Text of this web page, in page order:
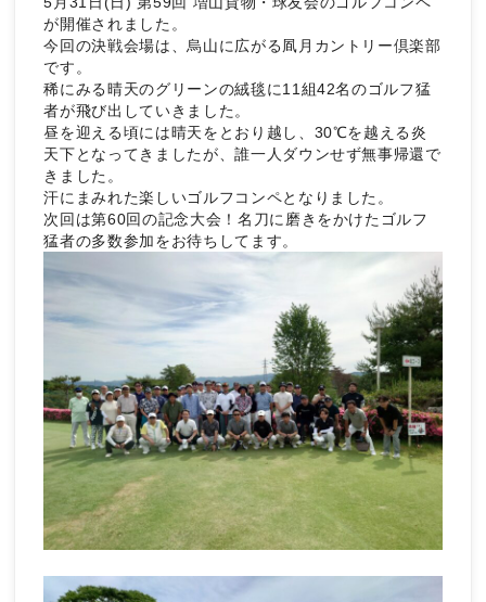
が開催されました。
今回の決戦会場は、烏山に広がる凮月カントリー倶楽部
です。
稀にみる晴天のグリーンの絨毯に11組42名のゴルフ猛
者が飛び出していきました。
昼を迎える頃には晴天をとおり越し、30℃を越える炎
天下となってきましたが、誰一人ダウンせず無事帰還で
きました。
汗にまみれた楽しいゴルフコンペとなりました。
次回は第60回の記念大会！名刀に磨きをかけたゴルフ
猛者の多数参加をお待ちしてます。